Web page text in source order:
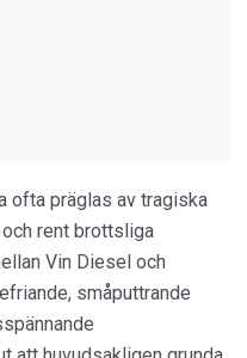
ofta präglas av tragiska
rent brottsliga
Vin Diesel och
småputtrande